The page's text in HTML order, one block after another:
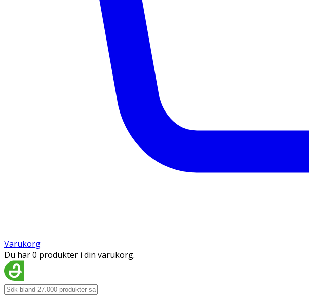
Varukorg
Du har 0 produkter i din varukorg.